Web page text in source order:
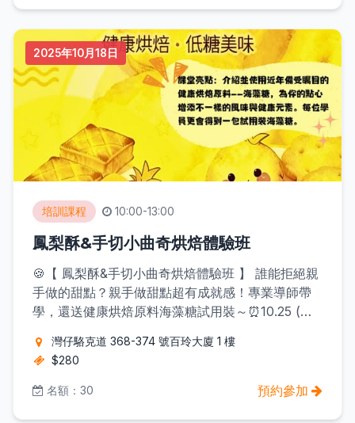
課程編號、不接受郵寄。
2025年10月18日
培訓課程 10:00-13:00
鳳梨酥&手切小曲奇烘焙體驗班
🍪【 鳳梨酥&手切小曲奇烘焙體驗班 】 誰能拒絕親
手做的甜點？親手做甜點超有成就感！專業導師帶
學，還送健康烘焙原料海藻糖試用裝～⏰10.25 (六)
料「海藻糖」，風味更獨特，還送試用裝海藻糖～​
學會就能在家做美味手信，送禮自用兩相宜！ 地
點：灣仔駱克道 368-374 號百玲大廈 1 樓 📞報名
灣仔駱克道 368-374 號百玲大廈 1 樓
$280
名額：30 預約參加